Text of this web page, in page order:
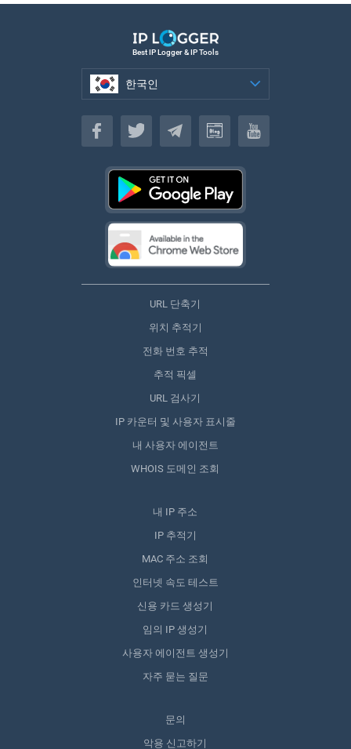
Best IP Logger & IP Tools
한국인
한국인
URL 단축기
위치 추적기
전화 번호 추적
추적 픽셀
URL 검사기
IP 카운터 및 사용자 표시줄
내 사용자 에이전트
WHOIS 도메인 조회
내 IP 주소
IP 추적기
MAC 주소 조회
인터넷 속도 테스트
신용 카드 생성기
임의 IP 생성기
사용자 에이전트 생성기
자주 묻는 질문
문의
악용 신고하기